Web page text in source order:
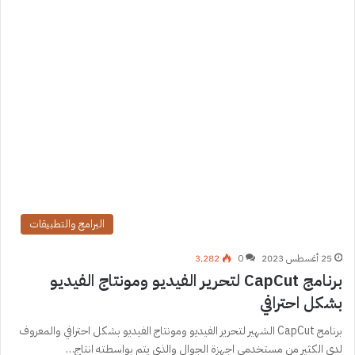
البرامج والتطبيقات
25 أغسطس 2023 0 3٬282
برنامج CapCut لتحرير الفيديو ومونتاج الفيديو
بشكل احترافي
برنامج CapCut الشهير لتحرير الفيديو ومونتاج الفيديو بشكل احترافي والمعروف
لدى الكثير من مستخدمي اجهزة الجوال والذي يتم بواسطته انتاج…